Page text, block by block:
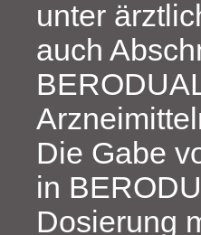
unter
auch
Die Gabe
in
Dosierung